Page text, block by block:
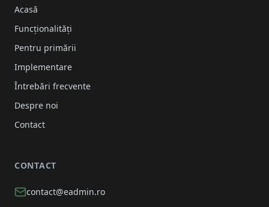
Acasă
Funcționalități
Pentru primării
Implementare
Întrebări frecvente
Despre noi
Contact
CONTACT
contact@eadmin.ro